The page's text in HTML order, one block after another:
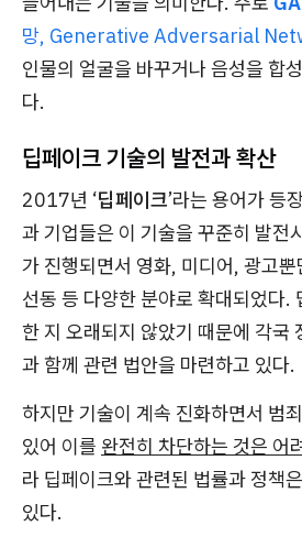
망, Generative Adversarial
인물의 얼굴을 바꾸거나 음성을 합
다.
딥페이크 기술의 발전과 확산
2017년 ‘딥페이크’라는 용어가 등
과 기업들은 이 기술을 꾸준히 발전
가 진행되면서 영화, 미디어, 광고
선동 등 다양한 분야로 확대되었다.
한 지 오래되지 않았기 때문에 각국
과 함께 관련 법안을 마련하고 있다.
하지만 기술이 계속 진화하면서 범
있어 이를 완전히 차단하는 것은 어
라 딥페이크와 관련된 법률과 정책
있다.